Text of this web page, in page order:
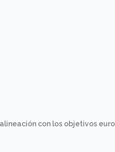
con los objetivos